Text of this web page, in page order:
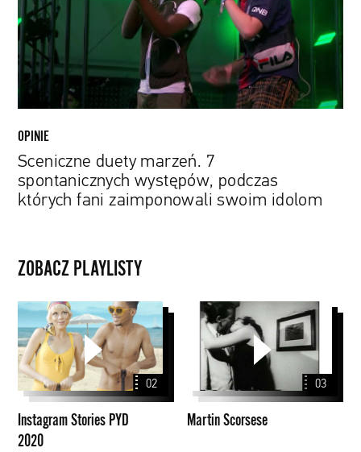
występów,
podczas
których
fani
zaimponowali
swoim
idolom
OPINIE
Sceniczne duety marzeń. 7
spontanicznych występów, podczas
których fani zaimponowali swoim idolom
ZOBACZ PLAYLISTY
Instagram
Stories
PYD
2020
02
Instagram Stories PYD
2020
Martin
Scorsese
03
Martin Scorsese